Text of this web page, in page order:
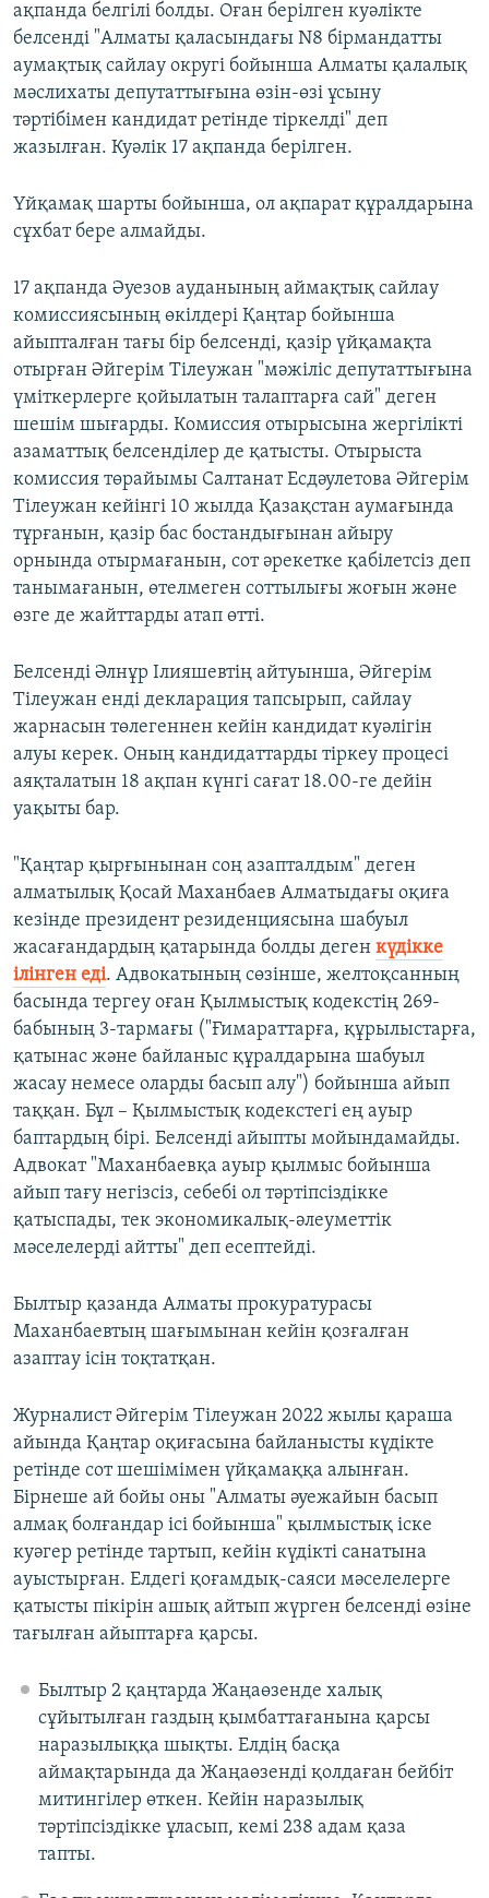
ақпанда белгілі болды. Оған берілген куәлікте
белсенді "Алматы қаласындағы N8 бірмандатты
аумақтық сайлау округі бойынша Алматы қалалық
мәслихаты депутаттығына өзін-өзі ұсыну
тәртібімен кандидат ретінде тіркелді" деп
жазылған. Куәлік 17 ақпанда берілген.
Үйқамақ шарты бойынша, ол ақпарат құралдарына
сұхбат бере алмайды.
17 ақпанда Әуезов ауданының аймақтық сайлау
комиссиясының өкілдері Қаңтар бойынша
айыпталған тағы бір белсенді, қазір үйқамақта
отырған Әйгерім Тілеужан "мәжіліс депутаттығына
үміткерлерге қойылатын талаптарға сай" деген
шешім шығарды. Комиссия отырысына жергілікті
азаматтық белсенділер де қатысты. Отырыста
комиссия төрайымы Салтанат Есдәулетова Әйгерім
Тілеужан кейінгі 10 жылда Қазақстан аумағында
тұрғанын, қазір бас бостандығынан айыру
орнында отырмағанын, сот әрекетке қабілетсіз деп
танымағанын, өтелмеген соттылығы жоғын және
өзге де жайттарды атап өтті.
Белсенді Әлнұр Ілияшевтің айтуынша, Әйгерім
Тілеужан енді декларация тапсырып, сайлау
жарнасын төлегеннен кейін кандидат куәлігін
алуы керек. Оның кандидаттарды тіркеу процесі
аяқталатын 18 ақпан күнгі сағат 18.00-ге дейін
уақыты бар.
"Қаңтар қырғынынан соң азапталдым" деген
алматылық Қосай Маханбаев Алматыдағы оқиға
кезінде президент резиденциясына шабуыл
жасағандардың қатарында болды деген күдікке
ілінген еді. Адвокатының сөзінше, желтоқсанның
басында тергеу оған Қылмыстық кодекстің 269-
бабының 3-тармағы ("Ғимараттарға, құрылыстарға,
қатынас және байланыс құралдарына шабуыл
жасау немесе оларды басып алу") бойынша айып
таққан. Бұл – Қылмыстық кодекстегі ең ауыр
баптардың бірі. Белсенді айыпты мойындамайды.
Адвокат "Маханбаевқа ауыр қылмыс бойынша
айып тағу негізсіз, себебі ол тәртіпсіздікке
қатыспады, тек экономикалық-әлеуметтік
мәселелерді айтты" деп есептейді.
Былтыр қазанда Алматы прокуратурасы
Маханбаевтың шағымынан кейін қозғалған
азаптау ісін тоқтатқан.
Журналист Әйгерім Тілеужан 2022 жылы қараша
айында Қаңтар оқиғасына байланысты күдікте
ретінде сот шешімімен үйқамаққа алынған.
Бірнеше ай бойы оны "Алматы әуежайын басып
алмақ болғандар ісі бойынша" қылмыстық іске
куәгер ретінде тартып, кейін күдікті санатына
ауыстырған. Елдегі қоғамдық-саяси мәселелерге
қатысты пікірін ашық айтып жүрген белсенді өзіне
тағылған айыптарға қарсы.
Былтыр 2 қаңтарда Жаңаөзенде халық
сұйытылған газдың қымбаттағанына қарсы
наразылыққа шықты. Елдің басқа
аймақтарында да Жаңаөзенді қолдаған бейбіт
митингілер өткен. Кейін наразылық
тәртіпсіздікке ұласып, кемі 238 адам қаза
тапты.